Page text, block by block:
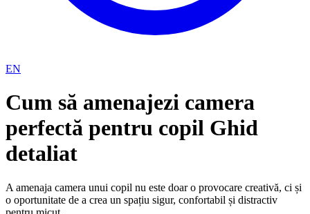
EN
Cum să amenajezi camera
perfectă pentru copil Ghid
detaliat
A amenaja camera unui copil nu este doar o provocare creativă, ci și
o oportunitate de a crea un spațiu sigur, confortabil și distractiv